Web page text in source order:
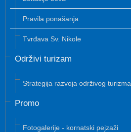
Pravila ponašanja
Tvrđava Sv. Nikole
Održivi turizam
Strategija razvoja održivog turizma
Promo
Fotogalerije - kornatski pejzaži